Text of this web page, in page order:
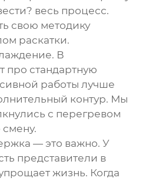
весь процесс.
свою методику
раскатки.
В
про стандартную
работы лучше
контур. Мы
с перегревом
— это важно. У
представители в
жизнь. Когда